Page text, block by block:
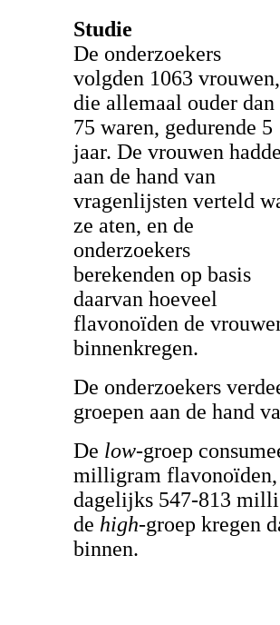
Studie
De onderzoekers
volgden 1063 vrouwen,
die allemaal ouder dan
75 waren, gedurende 5
jaar. De vrouwen
aan de hand van
vragenlijsten verteld
ze aten, en de
onderzoekers
berekenden op basis
daarvan hoeveel
flavonoïden de
binnenkregen.
De onderzoekers
groepen aan de hand
De low-groep
milligram
dagelijks 547-813
de high-groep kregen
binnen.